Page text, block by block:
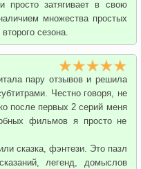
просто затягивает в свою
множества простых
сезона.
пару отзывов и решила
Честно говоря, не
после первых 2 серий меня
фильмов я просто не
сказка, фэнтези. Это пазл
легенд, домыслов